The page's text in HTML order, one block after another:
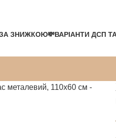
ЗНИЖКОЮ💸ВАРІАНТИ ДСП